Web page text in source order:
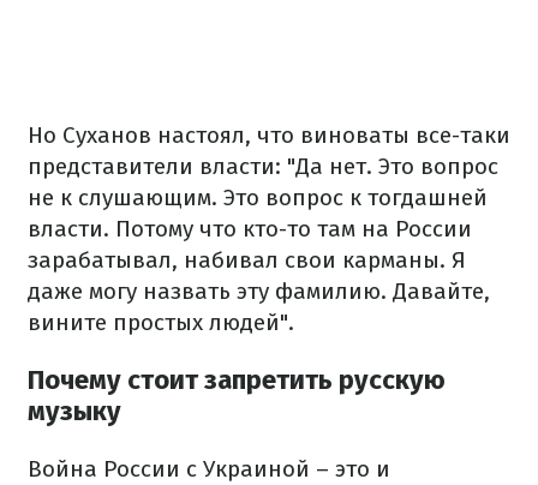
Но Суханов настоял, что виноваты все-таки
представители власти: "Да нет. Это вопрос
не к слушающим. Это вопрос к тогдашней
власти. Потому что кто-то там на России
зарабатывал, набивал свои карманы. Я
даже могу назвать эту фамилию. Давайте,
вините простых людей".
Почему стоит запретить русскую
музыку
Война России с Украиной – это и